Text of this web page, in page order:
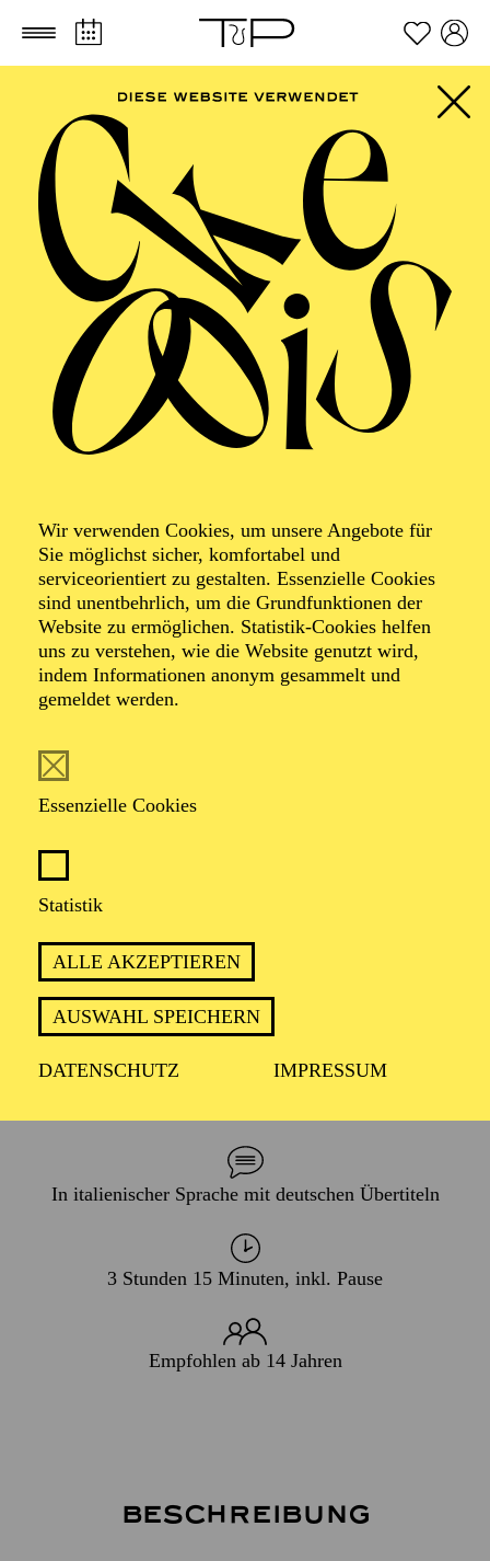
Zum Hauptinhalt springen Zum Footer springen
Wir verwenden Cookies, um unsere Angebote für
Sie möglichst sicher, komfortabel und
serviceorientiert zu gestalten. Essenzielle Cookies
sind unentbehrlich, um die Grundfunktionen der
Website zu ermöglichen. Statistik-Cookies helfen
uns zu verstehen, wie die Website genutzt wird,
indem Informationen anonym gesammelt und
gemeldet werden.
Essenzielle Cookies
Statistik
ALLE AKZEPTIEREN
AUSWAHL SPEICHERN
DATENSCHUTZ IMPRESSUM
AALTO MUSIKTHEATER
Don Gio­vanni
Dramma giocoso in zwei Akten von Wolfgang
Amadeus Mozart
Dichtung von Lorenzo Da Ponte
INSZENIERUNG ÜBER DEN MYTHOS
PREMIERE
27. Januar 2007
WIEDERAUFNAHME
In italienischer Sprache mit deutschen Übertiteln
3 Stunden 15 Minuten, inkl. Pause
Empfohlen ab 14 Jahren
Beschreibung